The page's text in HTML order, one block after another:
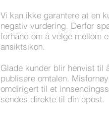
Vi kan ikke garantere at en
negativ vurdering. Derfor
forhånd om å velge mellom
ansiktsikon.
Glade kunder blir henvist til
publisere omtalen.
omdirigert til et
sendes direkte til din epost.